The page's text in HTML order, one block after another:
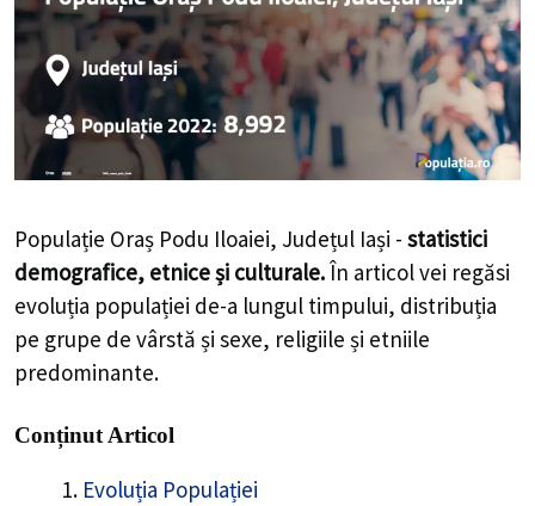
Populație Oraș Podu Iloaiei, Județul Iași - statistici
demografice, etnice și culturale.În articol vei regăsi
evoluția populației de-a lungul timpului, distribuția
pe grupe de vârstă și sexe, religiile și etniile
predominante.
Conținut Articol
Evoluția Populației